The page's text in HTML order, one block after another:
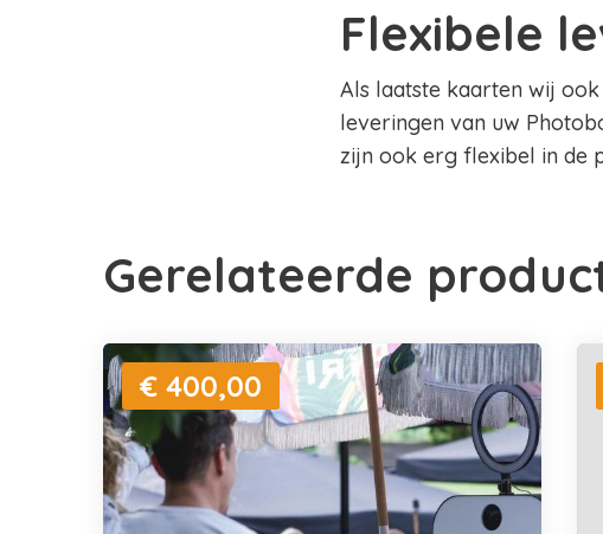
Flexibele
Als laatste kaarten wij
leveringen van uw
zijn ook erg flexibel in de
Gerelateerde
€ 400,00